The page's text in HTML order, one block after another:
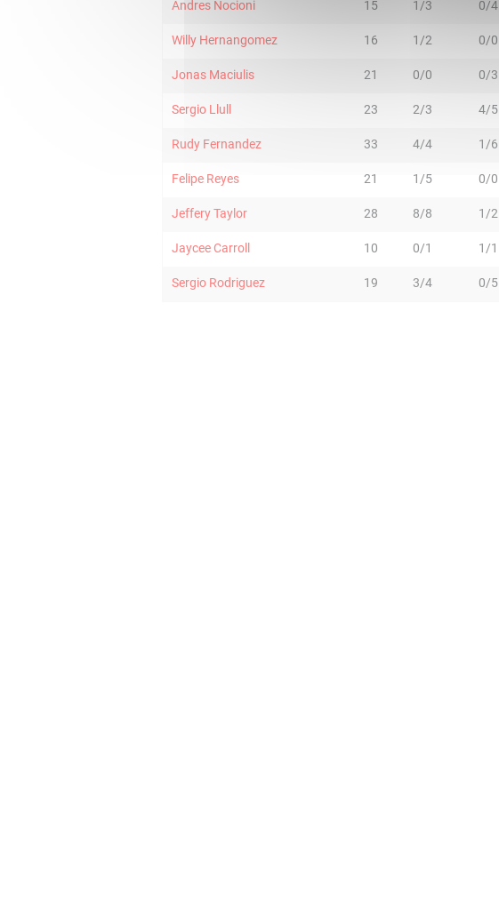
Andres Nocioni 15 1/3 0/4
Willy Hernangomez 16 1/2 0/0
Jonas Maciulis 21 0/0 0/3
Sergio Llull 23 2/3 4/5
Rudy Fernandez 33 4/4 1/6
Felipe Reyes 21 1/5 0/0
Jeffery Taylor 28 8/8 1/2
Jaycee Carroll 10 0/1 1/1
Sergio Rodriguez 19 3/4 0/5